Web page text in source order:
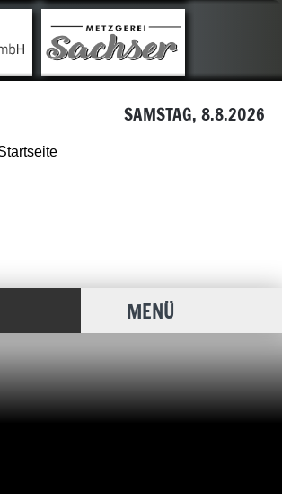
SAMSTAG, 8.8.2026
MENÜ